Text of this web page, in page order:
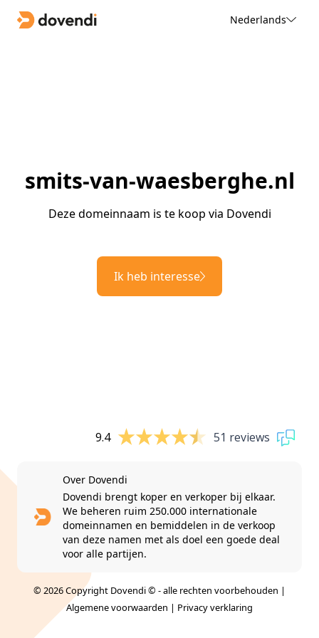
Nederlands
smits-van-waesberghe.nl
Deze domeinnaam is te koop via Dovendi
Ik heb interesse
9.4 51 reviews
Over Dovendi
Dovendi brengt koper en verkoper bij elkaar.
We beheren ruim 250.000 internationale
domeinnamen en bemiddelen in de verkoop
van deze namen met als doel een goede deal
voor alle partijen.
© 2026 Copyright Dovendi © - alle rechten voorbehouden |
Algemene voorwaarden | Privacy verklaring